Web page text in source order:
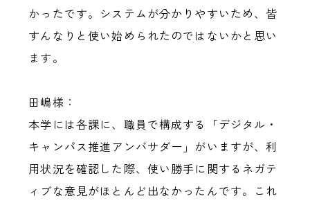
かったです。システムが分かりやすいため、皆
すんなりと使い始められたのではないかと思い
ます。
田嶋様：
本学には各課に、職員で構成する「デジタル・
キャンパス推進アンバサダー」がいますが、利
用状況を確認した際、使い勝手に関するネガテ
ィブな意見がほとんど出なかったんです。これ